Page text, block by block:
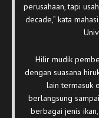
perusahaan, tapi
decade,” kata
Hilir mudik
dengan suasana
lain termasuk
berlangsung
berbagai jenis